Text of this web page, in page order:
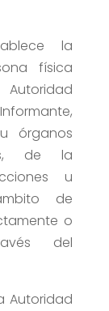
la
física
órganos
de la
u
de
o
del
Autoridad